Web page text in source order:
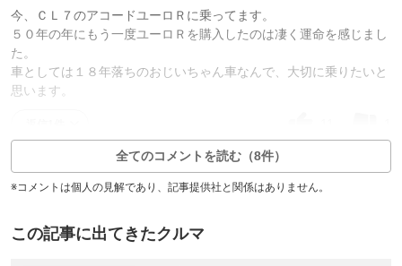
今、ＣＬ７のアコードユーロＲに乗ってます。
５０年の年にもう一度ユーロＲを購入したのは凄く運命を感じまし
た。
車としては１８年落ちのおじいちゃん車なんで、大切に乗りたいと
思います。
全てのコメントを読む（8件）
※コメントは個人の見解であり、記事提供社と関係はありません。
この記事に出てきたクルマ